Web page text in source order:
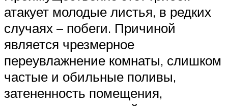
атакует молодые листья, в редких
случаях – побеги. Причиной
является чрезмерное
переувлажнение комнаты, слишком
частые и обильные поливы,
затененность помещения,